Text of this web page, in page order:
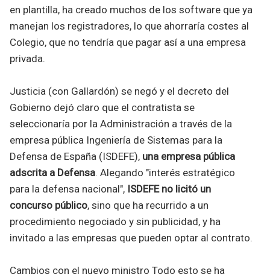
en plantilla, ha creado muchos de los software que ya
manejan los registradores, lo que ahorraría costes al
Colegio, que no tendría que pagar así a una empresa
privada.
Justicia (con Gallardón) se negó y el decreto del
Gobierno dejó claro que el contratista se
seleccionaría por la Administración a través de la
empresa pública Ingeniería de Sistemas para la
Defensa de España (ISDEFE), una empresa pública
adscrita a Defensa. Alegando "interés estratégico
para la defensa nacional", ISDEFE no licitó un
concurso público, sino que ha recurrido a un
procedimiento negociado y sin publicidad, y ha
invitado a las empresas que pueden optar al contrato.
Cambios con el nuevo ministro Todo esto se ha